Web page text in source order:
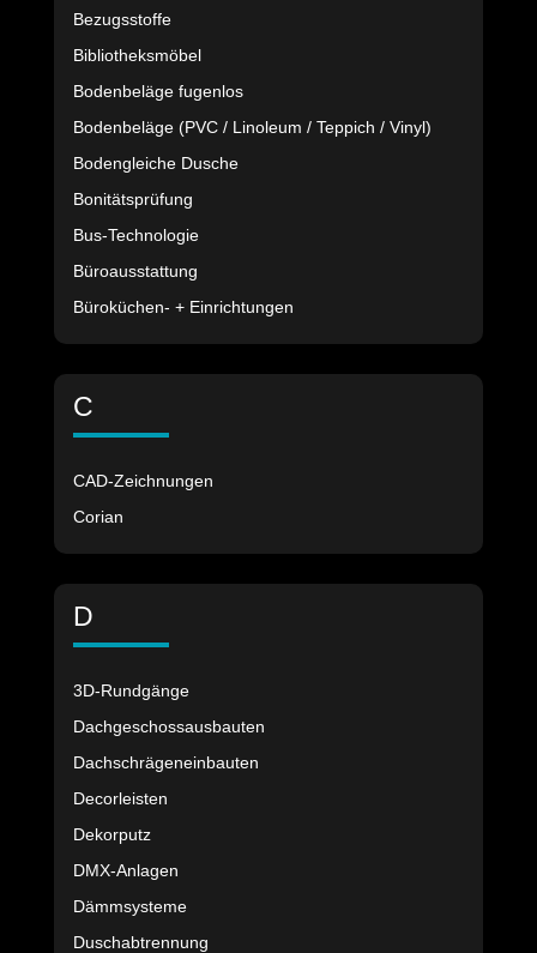
Bezugsstoffe
Bibliotheksmöbel
Bodenbeläge fugenlos
Bodenbeläge (PVC / Linoleum / Teppich / Vinyl)
Bodengleiche Dusche
Bonitätsprüfung
Bus-Technologie
Büroausstattung
Büroküchen- + Einrichtungen
C
CAD-Zeichnungen
Corian
D
3D-Rundgänge
Dachgeschossausbauten
Dachschrägeneinbauten
Decorleisten
Dekorputz
DMX-Anlagen
Dämmsysteme
Duschabtrennung